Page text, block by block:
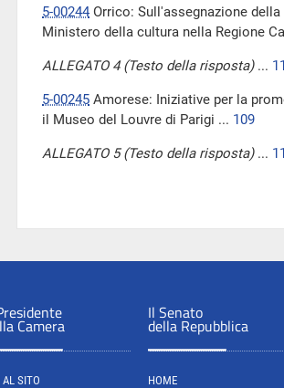
5-00244 Orrico: Sull'assegnazione
Ministero della cultura nella Regione
ALLEGATO 4 (Testo della risposta)...
5-00245 Amorese: Iniziative per la
il Museo del Louvre di Parigi ... 109
ALLEGATO 5 (Testo della risposta)...
Camera
AL SITO
Il Senato
della Repubblica
HOME